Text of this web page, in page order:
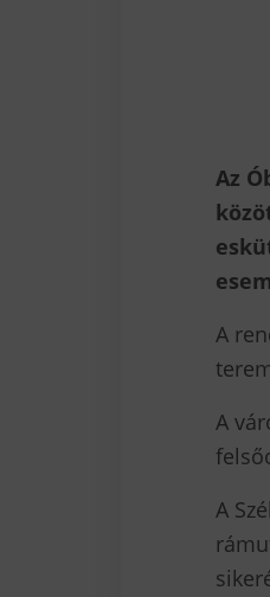
Az
A
A
A